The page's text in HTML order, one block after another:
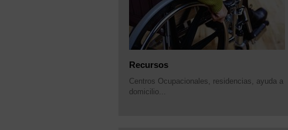
Recursos
Centros Ocupacionales, residencias, ayuda a
domicilio...